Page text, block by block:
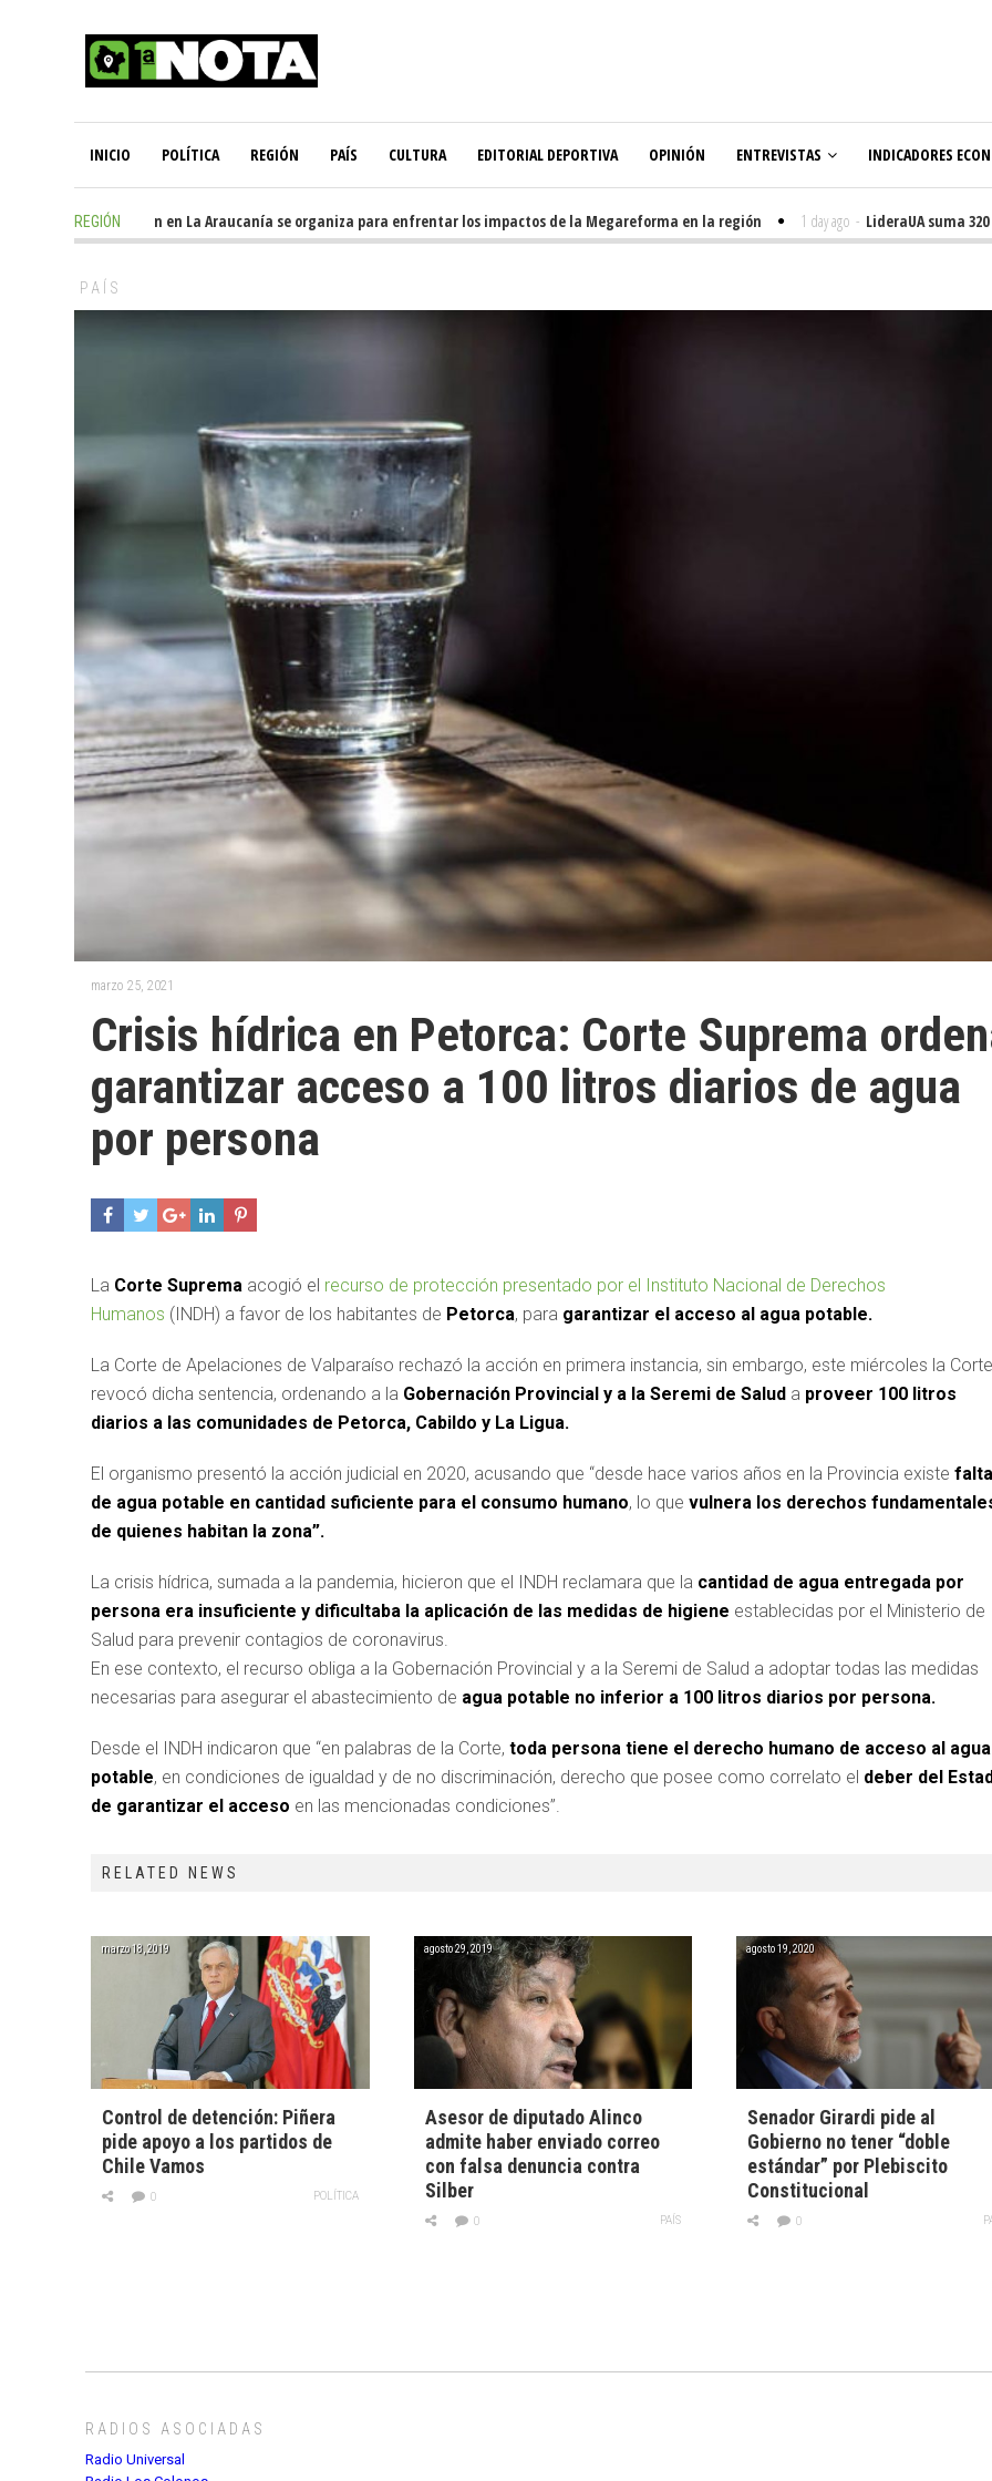
INICIO POLÍTICA REGIÓN PAÍS CULTURA EDITORIAL DEPORTIVA OPINIÓN ENTREVISTAS INDICADORES
REGIÓN
Oposición en La Araucanía se organiza para enfrentar los impactos de la Megareforma en la región 1 day ago - LideraUA suma 320
PAÍS
marzo 25, 2021
Crisis hídrica en Petorca: Corte Suprema
garantizar acceso a 100 litros diarios de agua
por persona
La Corte Suprema acogió el recurso de protección presentado por el Instituto Nacional de Derechos
Humanos (INDH) a favor de los habitantes de Petorca, para garantizar el acceso al agua potable.
La Corte de Apelaciones de Valparaíso rechazó la acción en primera instancia, sin embargo, este miércoles la Corte
revocó dicha sentencia, ordenando a la Gobernación Provincial y a la Seremi de Salud a proveer 100 litros
diarios a las comunidades de Petorca, Cabildo y La Ligua.
El organismo presentó la acción judicial en 2020, acusando que “desde hace varios años en la Provincia existe falta
de agua potable en cantidad suficiente para el consumo humano, lo que vulnera los derechos
de quienes habitan la zona”.
La crisis hídrica, sumada a la pandemia, hicieron que el INDH reclamara que la cantidad de agua entregada por
persona era insuficiente y dificultaba la aplicación de las medidas de higiene establecidas por el Ministerio de
Salud para prevenir contagios de coronavirus.
En ese contexto, el recurso obliga a la Gobernación Provincial y a la Seremi de Salud a adoptar todas las medidas
necesarias para asegurar el abastecimiento de agua potable no inferior a 100 litros diarios por persona.
Desde el INDH indicaron que “en palabras de la Corte, toda persona tiene el derecho humano de acceso al agua
potable, en condiciones de igualdad y de no discriminación, derecho que posee como correlato el deber del
de garantizar el acceso en las mencionadas condiciones”.
RELATED NEWS
marzo 18, 2019
Control de detención: Piñera
pide apoyo a los partidos de
Chile Vamos
POLÍTICA
0
agosto 29, 2019
Asesor de diputado Alinco
admite haber enviado correo
con falsa denuncia contra
Silber
PAÍS
0
agosto 19, 2020
Senador Girardi pide al
Gobierno no tener “doble
estándar” por Plebiscito
Constitucional
0
RADIOS ASOCIADAS
Radio Universal